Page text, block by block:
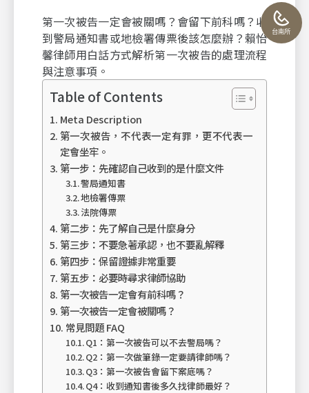
第一次被告一定會被關嗎？會留下前科嗎？收
到警局通知書或地檢署傳票後該怎麼辦？賴怡
馨律師用白話方式解析第一次被告的處理流程
與注意事項。
Table of Contents
Meta Description
第一次被告，不代表一定有罪，更不代表一
定會坐牢。
第一步：先確認自己收到的是什麼文件
警局通知書
地檢署傳票
法院傳票
第二步：先了解自己是什麼身分
第三步：不要急著承認，也不要亂解釋
第四步：保留證據非常重要
第五步：必要時尋求律師協助
第一次被告一定會有前科嗎？
第一次被告一定會被關嗎？
常見問題 FAQ
Q1：第一次被告可以不去警局嗎？
Q2：第一次做筆錄一定要請律師嗎？
Q3：第一次被告會留下案底嗎？
Q4：收到通知書後多久找律師最好？
台南所